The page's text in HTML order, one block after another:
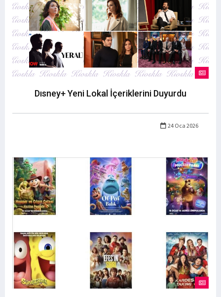
Dısney+ Yeni Lokal İçeriklerini Duyurdu
24 Oca 2026